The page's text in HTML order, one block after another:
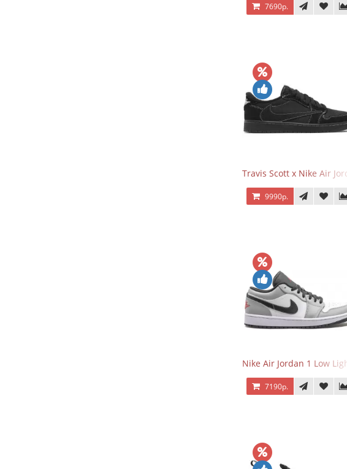
7690р.
Travis Scott x Nike Air
9990р.
Nike Air Jordan 1 Low
7190р.